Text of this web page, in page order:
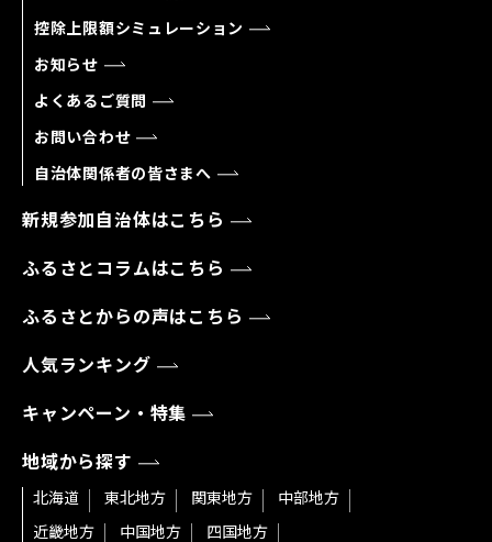
控除上限額シミュレーション
お知らせ
よくあるご質問
お問い合わせ
自治体関係者の皆さまへ
新規参加自治体はこちら
ふるさとコラムはこちら
ふるさとからの声はこちら
人気ランキング
キャンペーン・特集
地域から探す
北海道 東北地方 関東地方
中部地方
近畿地方
中国地方
四国地方